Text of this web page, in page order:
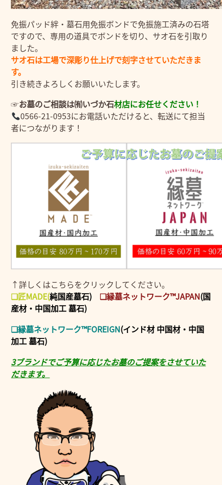
免振パッド絆・墓石用免振ボンドで免振施工済みの石塔
ですので、専用の道具でボンドを切り、サオ石を引取り
ました。
サオ石は工場で深彫り仕上げで刻字させていただきま
す。
引き続きよろしくお願いいたします。
☞お墓のご相談は㈲いづか石材店にお任せください！
0566-21-0953にお電話いただけると、転送にて担当
者につながります！
↑詳しくはこちらをクリックしてください。
❑匠MADE(純国産墓石) ❑縁墓ネットワーク™JAPAN(国
産材・中国加工 墓石)
❑縁墓ネットワーク™FOREIGN(インド材 中国材・中国
加工 墓石)
3ブランドでご予算に応じたお墓のご提案をさせていた
だきます。